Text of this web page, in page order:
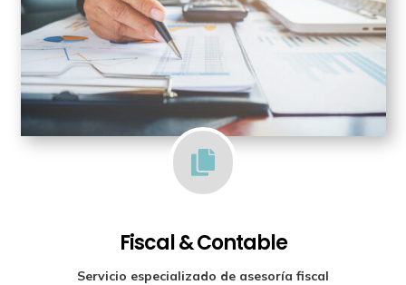

Fiscal & Contable
Servicio especializado de asesoría fiscal